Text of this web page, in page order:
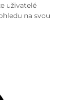
uživatelé
na svou